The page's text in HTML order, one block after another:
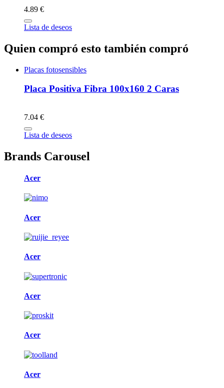
4.89 €
Lista de deseos
Quien compró esto también compró
Placas fotosensibles
Placa Positiva Fibra 100x160 2 Caras
7.04 €
Lista de deseos
Brands Carousel
Acer
Acer
Acer
Acer
Acer
Acer